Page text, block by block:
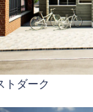
トダーク